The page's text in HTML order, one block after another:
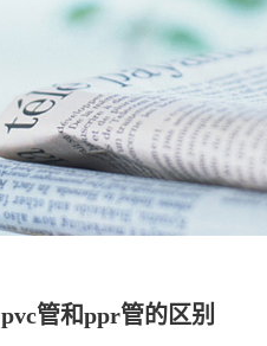
pvc管和ppr管的区别